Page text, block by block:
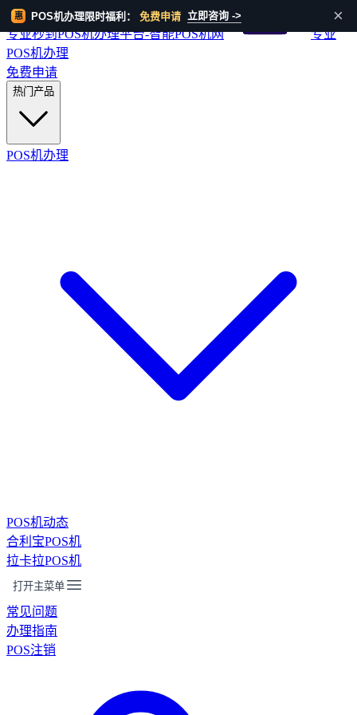
惠 POS机办理限时福利： 免费申请 立即咨询 -> ×
专业秒到POS机办理平台-智能POS机网
专业
POS机办理
免费申请
热门产品
POS机办理
POS机动态
合利宝POS机
拉卡拉POS机
打开主菜单
常见问题
办理指南
POS注销